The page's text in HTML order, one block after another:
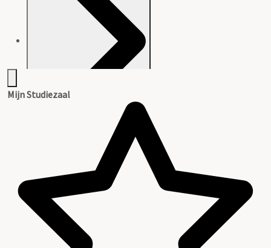
Beschrijving van het archief
Mijn Studiezaal